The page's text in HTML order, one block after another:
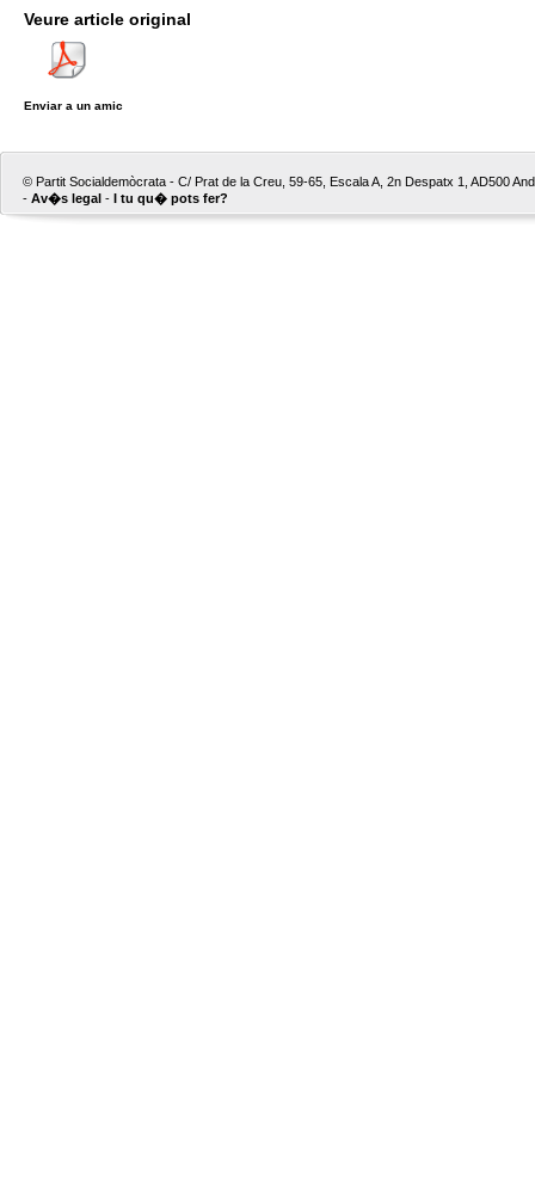
Veure article original
Enviar a un amic
© Partit Socialdemòcrata - C/ Prat de la Creu, 59-65, Escala A, 2n Despatx 1, AD500
- Av�s legal - I tu qu� pots fer?